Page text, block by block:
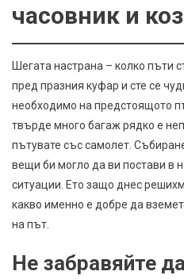
часовник и
Шегата настрана – колко пъти
пред празния куфар и сте се
необходимо на предстоящото
твърде много багаж рядко е
пътувате със самолет.
вещи би могло да ви постави в
ситуации. Ето защо днес
какво именно е добре да
на път.
Не забравяйте